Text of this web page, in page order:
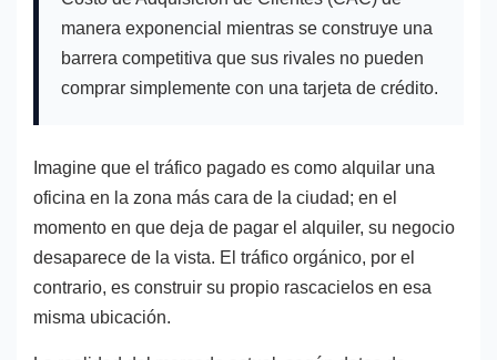
manera exponencial mientras se construye una
barrera competitiva que sus rivales no pueden
comprar simplemente con una tarjeta de crédito.
Imagine que el tráfico pagado es como alquilar una
oficina en la zona más cara de la ciudad; en el
momento en que deja de pagar el alquiler, su negocio
desaparece de la vista. El tráfico orgánico, por el
contrario, es construir su propio rascacielos en esa
misma ubicación.